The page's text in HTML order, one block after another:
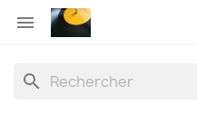

search